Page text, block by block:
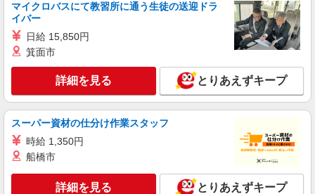
マイクロバスにて教習所に通う生徒の送迎ドラ
イバー
日給 15,850円
箕面市
詳細を見る とりあえずキープ
スーパー資材の仕分け作業スタッフ
時給 1,350円
船橋市
詳細を見る とりあえずキープ